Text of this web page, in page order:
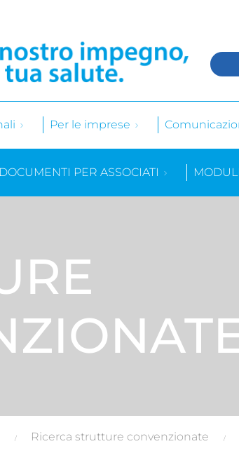
Per le imprese
DOCUMENTI PER ASSOCIATI MODULI
Ricerca strutture convenzionate